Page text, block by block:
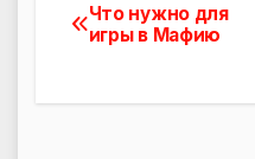
Навигация
Что нужно для
игры в Мафию